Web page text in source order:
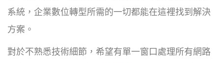
系統，企業數位轉型所需的一切都能在這裡找到解決
方案。
對於不熟悉技術細節，希望有單一窗口處理所有網路